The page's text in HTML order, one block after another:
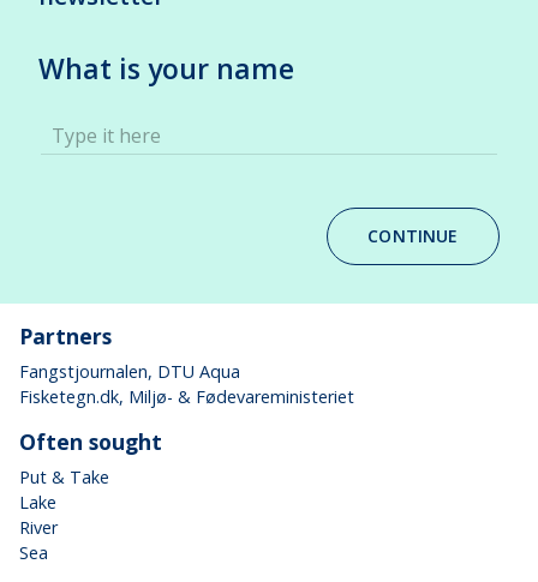
What is your name
Type it here
CONTINUE
Partners
Fangstjournalen, DTU Aqua
Fisketegn.dk, Miljø- & Fødevareministeriet
Often sought
Put & Take
Lake
River
Sea